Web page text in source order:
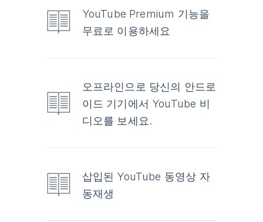
YouTube Premium 기능을
무료로 이용하세요
오프라인으로 당신의 안드로
이드 기기에서 YouTube 비
디오를 보세요.
삽입된 YouTube 동영상 자
동재생